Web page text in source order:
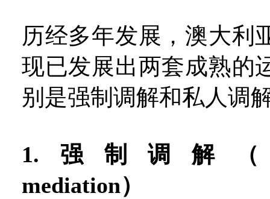
历经多年发展，澳大利
现已发展出两套成熟的
别是强制调解和私人调
1.强制调解（
mediation）